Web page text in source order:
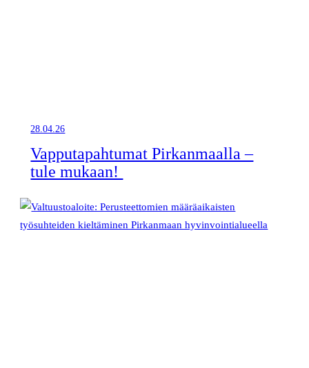
28.04.26
Vapputapahtumat Pirkanmaalla –
tule mukaan!